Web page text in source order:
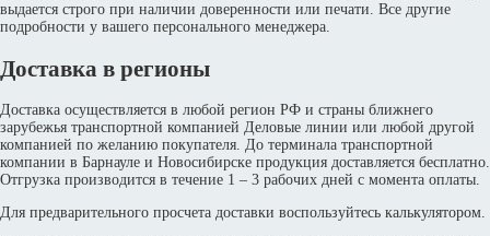
выдается строго при наличии доверенности или печати. Все другие
подробности у вашего персонального менеджера.
Доставка в регионы
Доставка осуществляется в любой регион РФ и страны ближнего
зарубежья транспортной компанией Деловые линии или любой другой
компанией по желанию покупателя. До терминала транспортной
компании в Барнауле и Новосибирске продукция доставляется бесплатно.
Отгрузка производится в течение 1 – 3 рабочих дней с момента оплаты.
Для предварительного просчета доставки воспользуйтесь калькулятором.